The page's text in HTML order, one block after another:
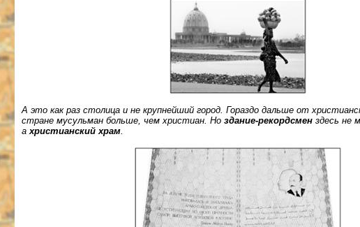
А это как раз столица и не крупнейший город. Гораздо дальше от
стране мусульман больше, чем христиан. Но здание-рекордсмен здесь не
ахристианский храм.